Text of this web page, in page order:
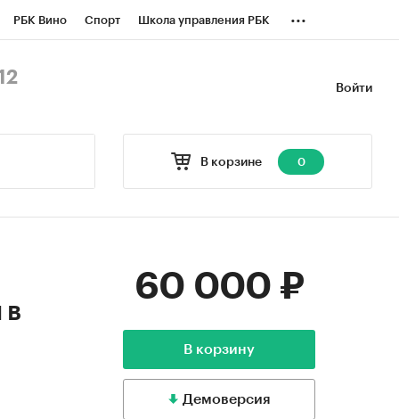
РБК Вино Спорт Школа управления РБК ...
Войти
В корзине 0
в
60 000 ₽
В корзину
Демоверсия